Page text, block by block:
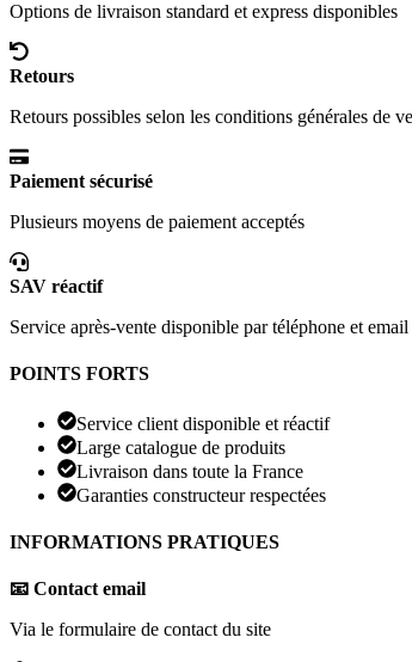
Options de livraison standard et express disponibles
Retours
Retours possibles selon les conditions générales de
Paiement sécurisé
Plusieurs moyens de paiement acceptés
SAV réactif
Service après-vente disponible par téléphone et email
POINTS FORTS
Service client disponible et réactif
Large catalogue de produits
Livraison dans toute la France
Garanties constructeur respectées
INFORMATIONS PRATIQUES
📧 Contact email
Via le formulaire de contact du site